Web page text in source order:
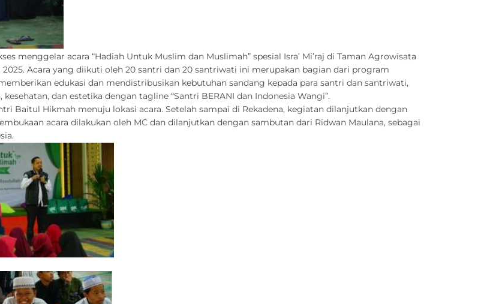
menggelar acara “Hadiah Untuk Muslim dan Muslimah” spesial Isra’ Mi’raj di Taman Agrowisata
2025. Acara yang diikuti oleh 20 santri dan 20 santriwati ini merupakan bagian dari program
edukasi dan mendistribusikan kebutuhan sandang kepada para santri dan santriwati,
dan estetika dengan tagline “Santri BERANI dan Indonesia Wangi”.
Baitul Hikmah menuju lokasi acara. Setelah sampai di Rekadena, kegiatan dilanjutkan dengan
acara dilakukan oleh MC dan dilanjutkan dengan sambutan dari Ridwan Maulana, sebagai